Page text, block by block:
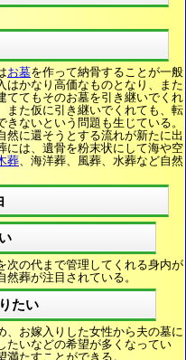
お墓を作って納骨することが一般
はかなり高価なものとなり、また
ててもそのお墓を引き継いでくれ
また仮に引き継いでくれても、転
ないという問題も生じている。
然に還そうとする流れが新たに出
には、遺骨を粉末状にして海や空
葬、海洋葬、風葬、水葬など自然
次の代まで管理してくれる身内が
葬が注目されている。
たい
、お嫁入りした女性から夫の墓に
たいなどの希望が多くなってい
たすことができる。